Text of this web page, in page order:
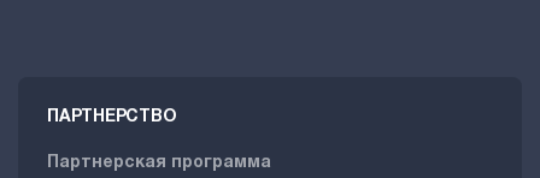
ПАРТНЕРСТВО
Партнерская программа